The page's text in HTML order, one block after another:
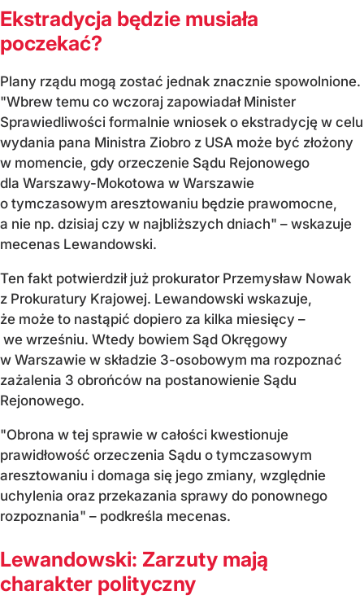
Ekstradycja będzie musiała
poczekać?
Plany rządu mogą zostać jednak znacznie spowolnione.
"Wbrew temu co wczoraj zapowiadał Minister
Sprawiedliwości formalnie wniosek o ekstradycję w celu
wydania pana Ministra Ziobro z USA może być złożony
w momencie, gdy orzeczenie Sądu Rejonowego
dla Warszawy-Mokotowa w Warszawie
o tymczasowym aresztowaniu będzie prawomocne,
a nie np. dzisiaj czy w najbliższych dniach" – wskazuje
mecenas Lewandowski.
Ten fakt potwierdził już prokurator Przemysław Nowak
z Prokuratury Krajowej. Lewandowski wskazuje,
że może to nastąpić dopiero za kilka miesięcy –
we wrześniu. Wtedy bowiem Sąd Okręgowy
w Warszawie w składzie 3-osobowym ma rozpoznać
zażalenia 3 obrońców na postanowienie Sądu
Rejonowego.
"Obrona w tej sprawie w całości kwestionuje
prawidłowość orzeczenia Sądu o tymczasowym
aresztowaniu i domaga się jego zmiany, względnie
uchylenia oraz przekazania sprawy do ponownego
rozpoznania" – podkreśla mecenas.
Lewandowski: Zarzuty mają
charakter polityczny